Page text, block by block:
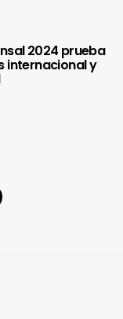
2024 prueba
internacional y